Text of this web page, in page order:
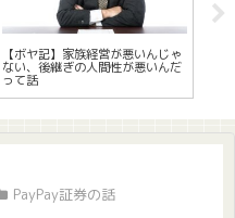
【ボヤ記】家族経営が悪いんじゃ
ない、後継ぎの人間性が悪いんだ
って話
PayPay証券の話